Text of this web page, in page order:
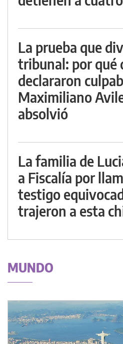
La prueba que
tribunal: por qué
declararon
Maximiliano
absolvió
La familia de
a Fiscalía por
testigo
trajeron a esta
MUNDO